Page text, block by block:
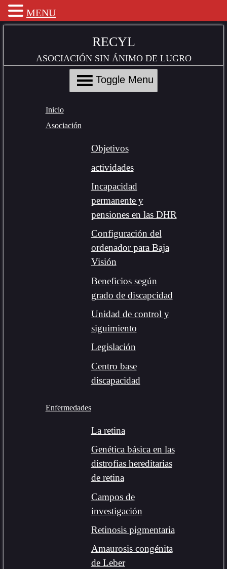
Content
RECYL
ASOCIACIÓN SIN ÁNIMO DE LUGRO
Toggle Menu
Inicio
Asociación
Objetivos
actividades
Incapacidad
permanente y
pensiones en las DHR
Configuración del
ordenador para Baja
Visión
Beneficios según
grado de discapcidad
Unidad de control y
siguimiento
Legislación
Centro base
discapacidad
Enfermedades
La retina
Genética básica en las
distrofias hereditarias
de retina
Campos de
investigación
Retinosis pigmentaria
Amaurosis congénita
de Leber
MENU